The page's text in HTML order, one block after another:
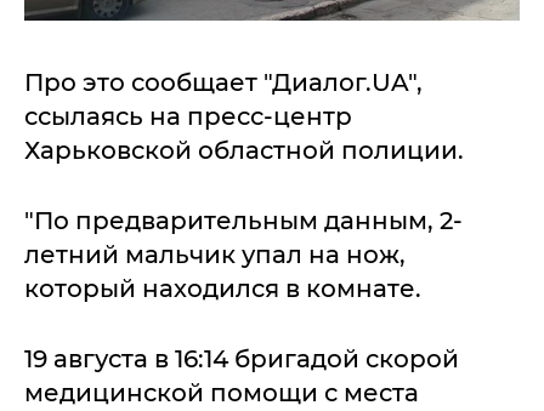
Про это сообщает "Диалог.UA",
ссылаясь на пресс-центр
Харьковской областной полиции.
"По предварительным данным, 2-
летний мальчик упал на нож,
который находился в комнате.
19 августа в 16:14 бригадой скорой
медицинской помощи с места